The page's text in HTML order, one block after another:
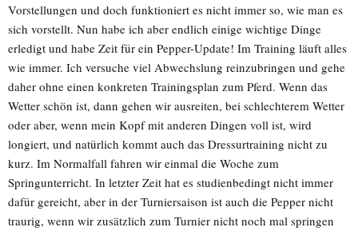
Vorstellungen und doch funktioniert es nicht immer so, wie man es
sich vorstellt. Nun habe ich aber endlich einige wichtige Dinge
erledigt und habe Zeit für ein Pepper-Update! Im Training läuft alles
wie immer. Ich versuche viel Abwechslung reinzubringen und gehe
daher ohne einen konkreten Trainingsplan zum Pferd. Wenn das
Wetter schön ist, dann gehen wir ausreiten, bei schlechterem Wetter
oder aber, wenn mein Kopf mit anderen Dingen voll ist, wird
longiert, und natürlich kommt auch das Dressurtraining nicht zu
kurz. Im Normalfall fahren wir einmal die Woche zum
Springunterricht. In letzter Zeit hat es studienbedingt nicht immer
dafür gereicht, aber in der Turniersaison ist auch die Pepper nicht
traurig, wenn wir zusätzlich zum Turnier nicht noch mal springen